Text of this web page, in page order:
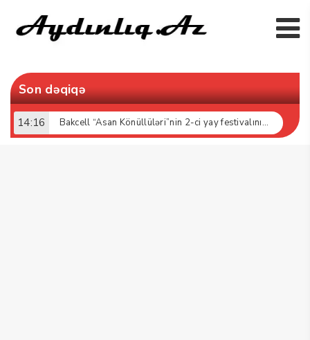
Son dəqiqə
17:52 “Bakcell» və Gənclər Fondu «İnnovasiya və Süni İntellekt» üzrə təqaüd proqramının qalibləri ilə görüş keçirib